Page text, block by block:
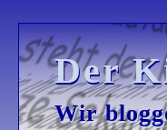
Der
Der
Wir
Wir